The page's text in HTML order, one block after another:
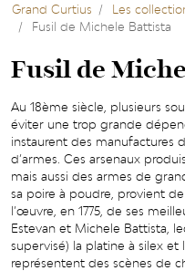
Grand Curtius Les
Fusil de Michele Battista
Fusil de
Au 18ème siècle, plusieurs
éviter une trop grande
instaurent des manufactures
d’armes. Ces arsenaux
mais aussi des armes de
sa poire à poudre, provient
l’œuvre, en 1775, de ses
Estevan et Michele Battista,
supervisé) la platine à silex et
représentent des scènes de